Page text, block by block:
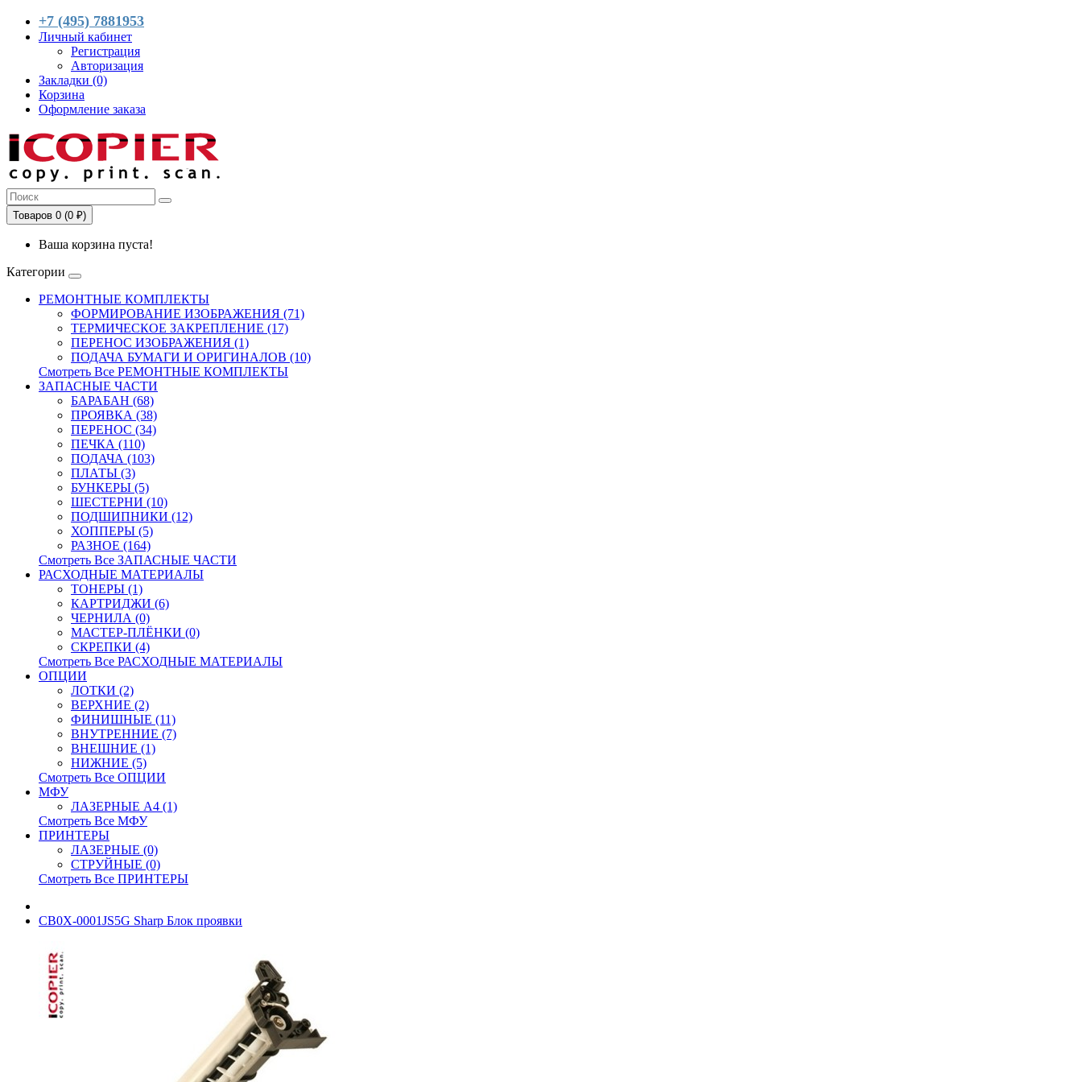
+7 (495) 7881953
Личный кабинет
Регистрация
Авторизация
Закладки (0)
Корзина
Оформление заказа
Товаров 0 (0 ₽)
Ваша корзина пуста!
Категории
РЕМОНТНЫЕ КОМПЛЕКТЫ
ФОРМИРОВАНИЕ ИЗОБРАЖЕНИЯ (71)
ТЕРМИЧЕСКОЕ ЗАКРЕПЛЕНИЕ (17)
ПЕРЕНОС ИЗОБРАЖЕНИЯ (1)
ПОДАЧА БУМАГИ И ОРИГИНАЛОВ (10)
Смотреть Все РЕМОНТНЫЕ КОМПЛЕКТЫ
ЗАПАСНЫЕ ЧАСТИ
БАРАБАН (68)
ПРОЯВКА (38)
ПЕРЕНОС (34)
ПЕЧКА (110)
ПОДАЧА (103)
ПЛАТЫ (3)
БУНКЕРЫ (5)
ШЕСТЕРНИ (10)
ПОДШИПНИКИ (12)
ХОППЕРЫ (5)
РАЗНОЕ (164)
Смотреть Все ЗАПАСНЫЕ ЧАСТИ
РАСХОДНЫЕ МАТЕРИАЛЫ
ТОНЕРЫ (1)
КАРТРИДЖИ (6)
ЧЕРНИЛА (0)
МАСТЕР-ПЛЁНКИ (0)
СКРЕПКИ (4)
Смотреть Все РАСХОДНЫЕ МАТЕРИАЛЫ
ОПЦИИ
ЛОТКИ (2)
ВЕРХНИЕ (2)
ФИНИШНЫЕ (11)
ВНУТРЕННИЕ (7)
ВНЕШНИЕ (1)
НИЖНИЕ (5)
Смотреть Все ОПЦИИ
МФУ
ЛАЗЕРНЫЕ A4 (1)
Смотреть Все МФУ
ПРИНТЕРЫ
ЛАЗЕРНЫЕ (0)
СТРУЙНЫЕ (0)
Смотреть Все ПРИНТЕРЫ
CB0X-0001JS5G Sharp Блок проявки